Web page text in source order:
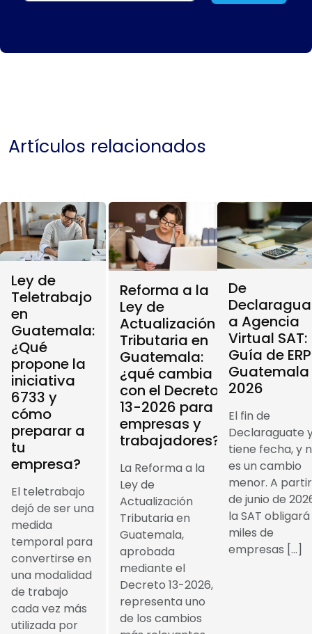
Artículos relacionados
Ley de
Teletrabajo
en
Guatemala:
¿Qué
propone la
iniciativa
6733 y
cómo
preparar a
tu
empresa?
El teletrabajo
dejó de ser una
medida
temporal para
convertirse en
una modalidad
de trabajo
cada vez más
utilizada por
Reforma a la
Ley de
Actualización
Tributaria en
Guatemala:
¿qué cambia
con el Decreto
13-2026 para
empresas y
trabajadores?
La Reforma a la
Ley de
Actualización
Tributaria en
Guatemala,
aprobada
mediante el
Decreto 13-2026,
representa uno
de los cambios
De
a Agencia
Virtual SAT:
Guía de ERP
Guatemala
2026
El fin de
Declaraguate
tiene fecha, y
es un cambio
menor. A partir
de junio de
la SAT
miles de
empresas […]